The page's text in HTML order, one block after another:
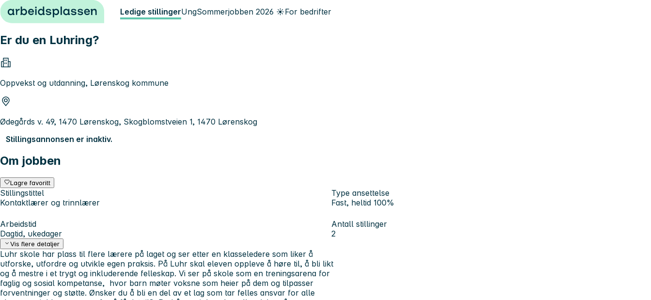
Hopp til innhold Ledige stillingerUngSommerjobben 2026 ☀️For bedrifter
Er du en Luhring?
Oppvekst og utdanning, Lørenskog kommune
Ødegårds v. 49, 1470 Lørenskog, Skogblomstveien 1, 1470 Lørenskog
Stillingsannonsen er inaktiv.
Om jobben
Lagre favoritt
Stillingstittel
Kontaktlærer og trinnlærer
Type ansettelse
Fast, heltid 100%
Arbeidstid
Dagtid, ukedager
Antall stillinger
2
Vis flere detaljer
Luhr skole har plass til flere lærere på laget og ser etter en klasseledere som liker å
utforske, utfordre og utvikle egen praksis. På Luhr skal eleven oppleve å høre til, å bli likt
og å mestre i et trygt og inkluderende felleskap. Vi ser på skole som en treningsarena for
faglig og sosial kompetanse, hvor barn møter voksne som heier på dem og tilpasser
forventninger og støtte. Ønsker du å bli en del av et lag som tar felles ansvar for alle